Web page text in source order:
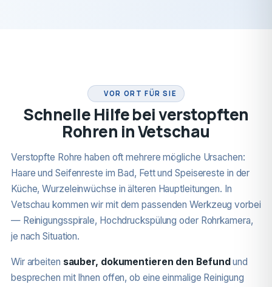
VOR ORT FÜR SIE
Schnelle Hilfe bei verstopften
Rohren in Vetschau
Verstopfte Rohre haben oft mehrere mögliche Ursachen:
Haare und Seifenreste im Bad, Fett und Speisereste in der
Küche, Wurzeleinwüchse in älteren Hauptleitungen. In
Vetschau kommen wir mit dem passenden Werkzeug vorbei
— Reinigungsspirale, Hochdruckspülung oder Rohrkamera,
je nach Situation.
Wir arbeiten sauber, dokumentieren den Befundund
besprechen mit Ihnen offen, ob eine einmalige Reinigung